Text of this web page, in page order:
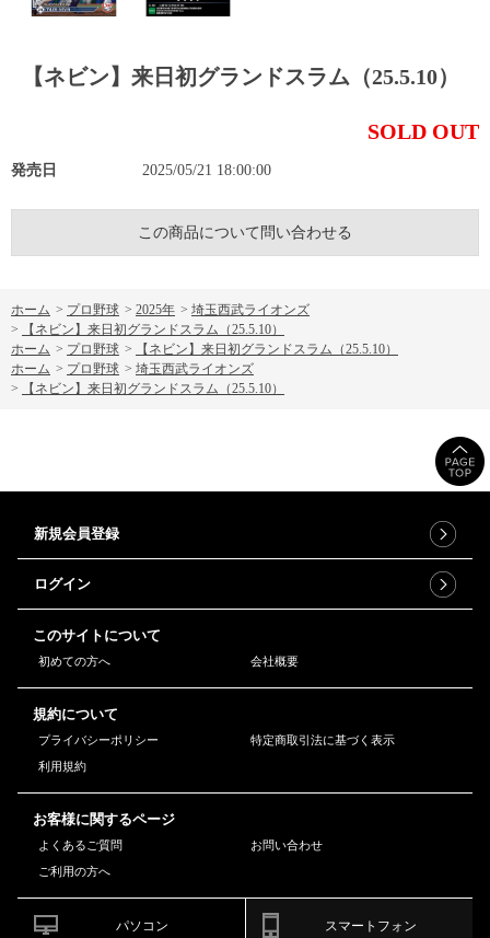
【ネビン】来日初グランドスラム（25.5.10）
SOLD OUT
発売日 2025/05/21 18:00:00
この商品について問い合わせる
ホーム > プロ野球 > 2025年 > 埼玉西武ライオンズ
>
【ネビン】来日初グランドスラム（25.5.10）
ホーム > プロ野球 >
【ネビン】来日初グランドスラム（25.5.10）
ホーム > プロ野球 > 埼玉西武ライオンズ
>
【ネビン】来日初グランドスラム（25.5.10）
新規会員登録
ログイン
このサイトについて
初めての方へ 会社概要
規約について
プライバシーポリシー
特定商取引法に基づく表示
利用規約
お客様に関するページ
よくあるご質問
お問い合わせ
ご利用の方へ
パソコン スマートフォン